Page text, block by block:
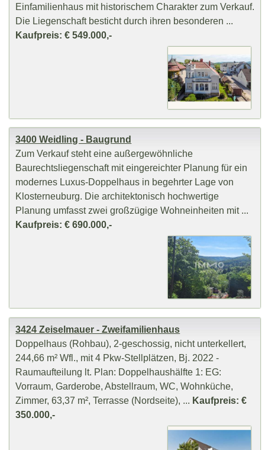
Einfamilienhaus mit historischem Charakter zum Verkauf.
Die Liegenschaft besticht durch ihren besonderen ...
Kaufpreis: € 549.000,-
3400 Weidling - Baugrund
Zum Verkauf steht eine außergewöhnliche
Baurechtsliegenschaft mit eingereichter Planung für ein
modernes Luxus-Doppelhaus in begehrter Lage von
Klosterneuburg. Die architektonisch hochwertige
Planung umfasst zwei großzügige Wohneinheiten mit ...
Kaufpreis: € 690.000,-
3424 Zeiselmauer - Zweifamilienhaus
Doppelhaus (Rohbau), 2-geschossig, nicht unterkellert,
244,66 m² Wfl., mit 4 Pkw-Stellplätzen, Bj. 2022 -
Raumaufteilung lt. Plan: Doppelhaushälfte 1: EG:
Vorraum, Garderobe, Abstellraum, WC, Wohnküche,
Zimmer, 63,37 m², Terrasse (Nordseite), ... Kaufpreis: €
350.000,-